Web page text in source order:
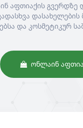
აფთიაქის გვერდზე
დასახელების
და კოსმეტიკურ
ᲝᲜᲚᲐᲘᲜ